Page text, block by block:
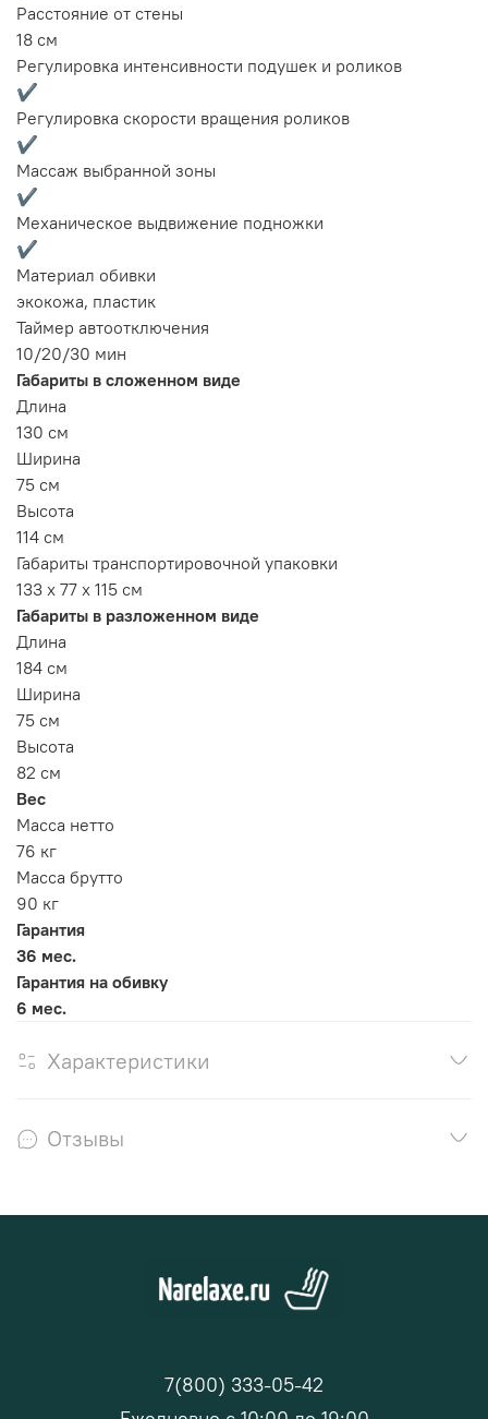
Расстояние от стены
18 см
Регулировка интенсивности подушек и роликов
✔
Регулировка скорости вращения роликов
✔
Массаж выбранной зоны
✔
Механическое выдвижение подножки
✔
Материал обивки
экокожа, пластик
Таймер автоотключения
10/20/30 мин
Габариты в сложенном виде
Длина
130 см
Ширина
75 см
Высота
114 см
Габариты транспортировочной упаковки
133 х 77 х 115 см
Габариты в разложенном виде
Длина
184 см
Ширина
75 см
Высота
82 см
Вес
Масса нетто
76 кг
Масса брутто
90 кг
Гарантия
36 мес.
Гарантия на обивку
6 мес.
Характеристики
Отзывы
7(800) 333-05-42